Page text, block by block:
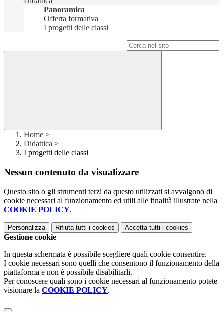
Panoramica
Offerta formativa
I progetti delle classi
Home >
Didattica >
I progetti delle classi
Nessun contenuto da visualizzare
Questo sito o gli strumenti terzi da questo utilizzati si avvalgono di
cookie necessari al funzionamento ed utili alle finalità illustrate nella
COOKIE POLICY.
Personalizza Rifiuta tutti i cookies Accetta tutti i cookies
Gestione cookie
In questa schermata è possibile scegliere quali cookie consentire.
I cookie necessari sono quelli che consentono il funzionamento della
piattaforma e non è possibile disabilitarli.
Per conoscere quali sono i cookie necessari al funzionamento potete
visionare la COOKIE POLICY.